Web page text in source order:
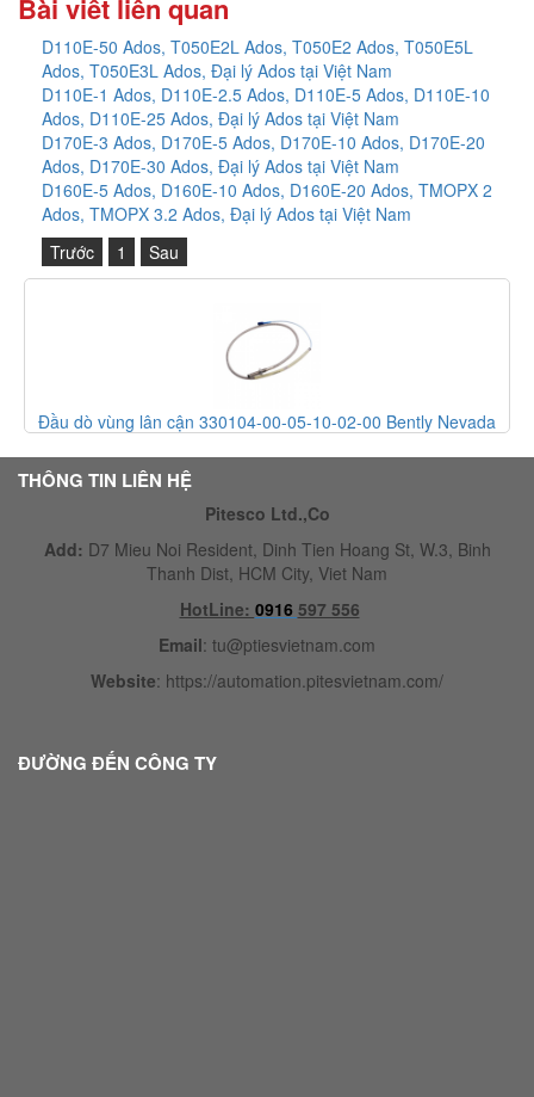
Bài viết liên quan
D110E-50 Ados, T050E2L Ados, T050E2 Ados, T050E5L
Ados, T050E3L Ados, Đại lý Ados tại Việt Nam
D110E-1 Ados, D110E-2.5 Ados, D110E-5 Ados, D110E-10
Ados, D110E-25 Ados, Đại lý Ados tại Việt Nam
D170E-3 Ados, D170E-5 Ados, D170E-10 Ados, D170E-20
Ados, D170E-30 Ados, Đại lý Ados tại Việt Nam
D160E-5 Ados, D160E-10 Ados, D160E-20 Ados, TMOPX 2
Ados, TMOPX 3.2 Ados, Đại lý Ados tại Việt Nam
Trước
1 Sau
cận 330104-00-05-10-02-00 Bently Nevada
Cáp mở rộng
THÔNG TIN LIÊN HỆ
Pitesco Ltd.,Co
Add: D7 Mieu Noi Resident, Dinh Tien Hoang St, W.3, Binh
Thanh Dist, HCM City, Viet Nam
HotLine: 0916 597 556
Email: tu@ptiesvietnam.com
Website: https://automation.pitesvietnam.com/
ĐƯỜNG ĐẾN CÔNG TY